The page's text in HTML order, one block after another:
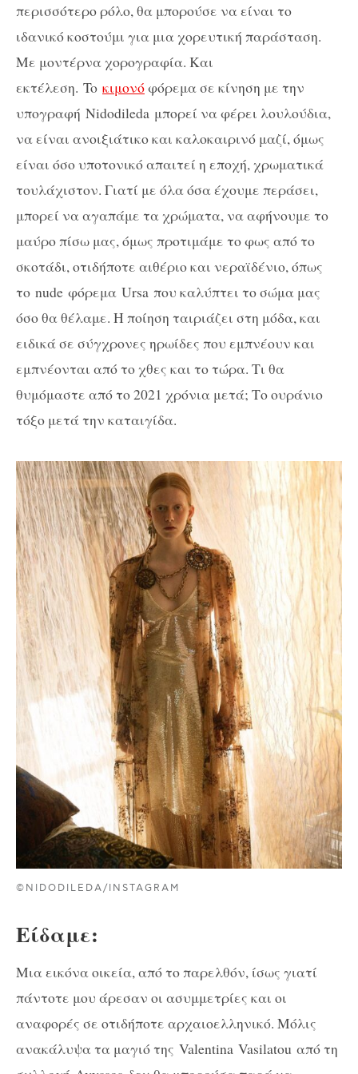
περισσότερο ρόλο, θα μπορούσε να είναι το
ιδανικό κοστούμι για μια χορευτική παράσταση.
Με μοντέρνα χορογραφία. Και
εκτέλεση. To κιμονόφόρεμα σε κίνηση με την
υπογραφή Nidodileda μπορεί να φέρει λουλούδια,
να είναι ανοιξιάτικο και καλοκαιρινό μαζί, όμως
είναι όσο υποτονικό απαιτεί η εποχή, χρωματικά
τουλάχιστον. Γιατί με όλα όσα έχουμε περάσει,
μπορεί να αγαπάμε τα χρώματα, να αφήνουμε το
μαύρο πίσω μας, όμως προτιμάμε το φως από το
σκοτάδι, οτιδήποτε αιθέριο και νεραϊδένιο, όπως
το nude φόρεμα Ursa που καλύπτει το σώμα μας
όσο θα θέλαμε. Η ποίηση ταιριάζει στη μόδα, και
ειδικά σε σύγχρονες ηρωίδες που εμπνέουν και
εμπνέονται από το χθες και το τώρα. Τι θα
θυμόμαστε από το 2021 χρόνια μετά; Το ουράνιο
τόξο μετά την καταιγίδα.
©NIDODILEDA/INSTAGRAM
Είδαμε:
Μια εικόνα οικεία, από το παρελθόν, ίσως γιατί
πάντοτε μου άρεσαν οι ασυμμετρίες και οι
αναφορές σε οτιδήποτε αρχαιοελληνικό. Μόλις
ανακάλυψα τα μαγιό της Valentina Vasilatou από τη